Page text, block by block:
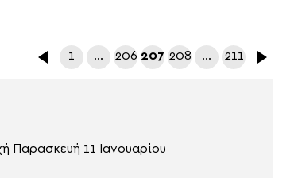
1 … 206 207 208 … 211
Παρασκευή 11 Ιανουαρίου